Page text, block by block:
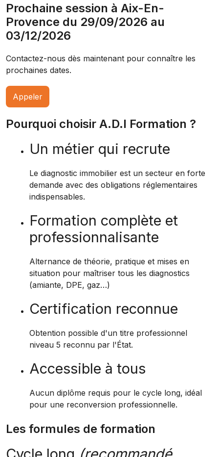
Prochaine session à Aix-En-
Provence du 29/09/2026 au
03/12/2026
Contactez-nous dès maintenant pour connaître les
prochaines dates.
Appeler
Pourquoi choisir A.D.I Formation ?
Un métier qui recrute
Le diagnostic immobilier est un secteur en forte
demande avec des obligations réglementaires
indispensables.
Formation complète et
professionnalisante
Alternance de théorie, pratique et mises en
situation pour maîtriser tous les diagnostics
(amiante, DPE, gaz…)
Certification reconnue
Obtention possible d'un titre professionnel
niveau 5 reconnu par l'État.
Accessible à tous
Aucun diplôme requis pour le cycle long, idéal
pour une reconversion professionnelle.
Les formules de formation